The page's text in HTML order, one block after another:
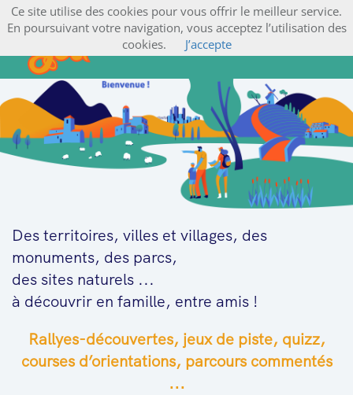
Des territoires, villes et villages, des
monuments, des parcs,
des sites naturels ...
à découvrir en famille, entre amis !
Rallyes-découvertes, jeux de piste, quizz,
courses d’orientations, parcours commentés
...
Ce site utilise des cookies pour vous offrir le meilleur service.
En poursuivant votre navigation, vous acceptez l’utilisation des
cookies.
J’accepte